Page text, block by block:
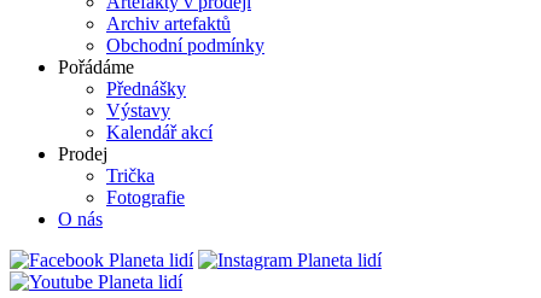
Archiv artefaktů
Obchodní podmínky
Pořádáme
Přednášky
Výstavy
Kalendář akcí
Prodej
Trička
Fotografie
O nás